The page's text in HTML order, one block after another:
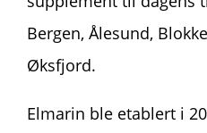
Bergen, Ålesund,
Øksfjord.
Elmarin ble etablert i